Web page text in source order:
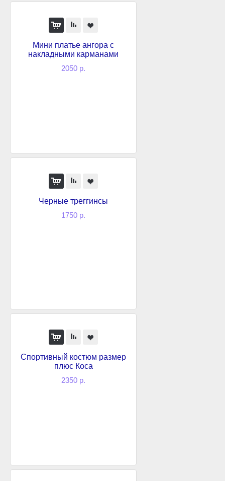
Мини платье ангора с
накладными карманами
2050 р.
Черные треггинсы
1750 р.
Спортивный костюм размер
плюс Коса
2350 р.